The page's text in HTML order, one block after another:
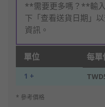
**需要更多嗎？**輸
下「查看送貨日期」
資訊。
單位 每單
1 +
* 參考價格